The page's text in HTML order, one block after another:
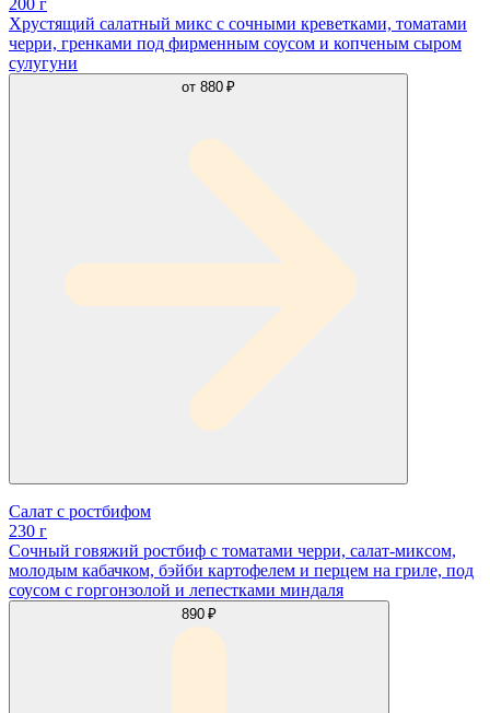
Хрустящий салатный микс с сочными креветками, томатами
черри, гренками под фирменным соусом и копченым сыром
сулугуни
от 880 ₽
Салат с ростбифом
230 г
Сочный говяжий ростбиф с томатами черри, салат-миксом,
молодым кабачком, бэйби картофелем и перцем на гриле, под
соусом с горгонзолой и лепестками миндаля
890 ₽